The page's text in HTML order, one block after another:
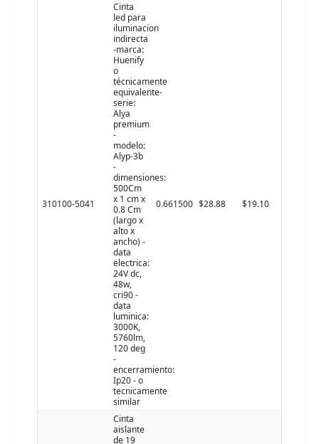
310100-5041
Cinta
led para
iluminacion
indirecta
-marca:
Huenify
o
técnicamente
equivalente-
serie:
Alya
premium
-
modelo:
Alyp-3b
-
dimensiones:
500Cm
x 1 cm x
0.8 Cm
(largo x
alto x
ancho) -
data
electrica:
24V dc,
48w,
cri90 -
data
luminica:
3000K,
5760lm,
120 deg
-
encerramiento:
Ip20 - o
tecnicamente
similar
0.661500 $28.88 $19.10
Cinta
aislante
de 19